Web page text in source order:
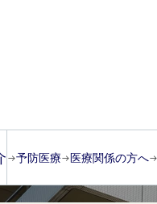
予防医療 医療関係の方へ